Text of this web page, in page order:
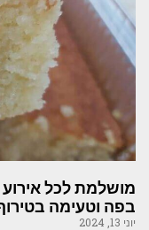
מושלמת לכל אירוע
בפה וטעימה
יוני 13, 2024